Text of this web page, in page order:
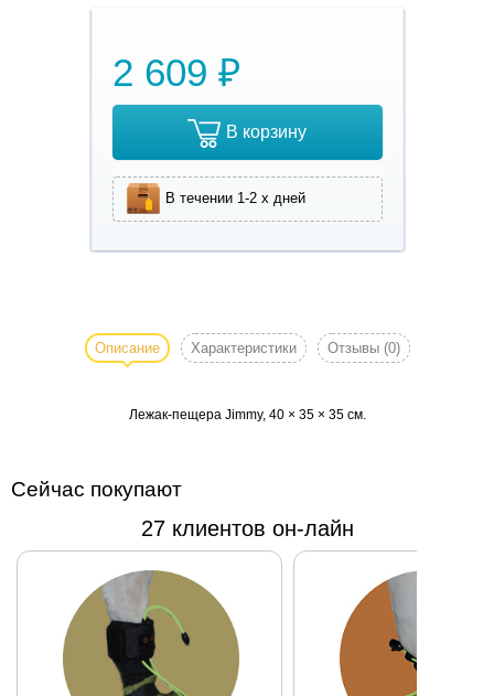
2 609 ₽
В корзину
В течении 1-2 х дней
Описание Характеристики Отзывы (0)
Лежак-пещера Jimmy, 40 × 35 × 35 см.
Сейчас покупают
27 клиентов он-лайн